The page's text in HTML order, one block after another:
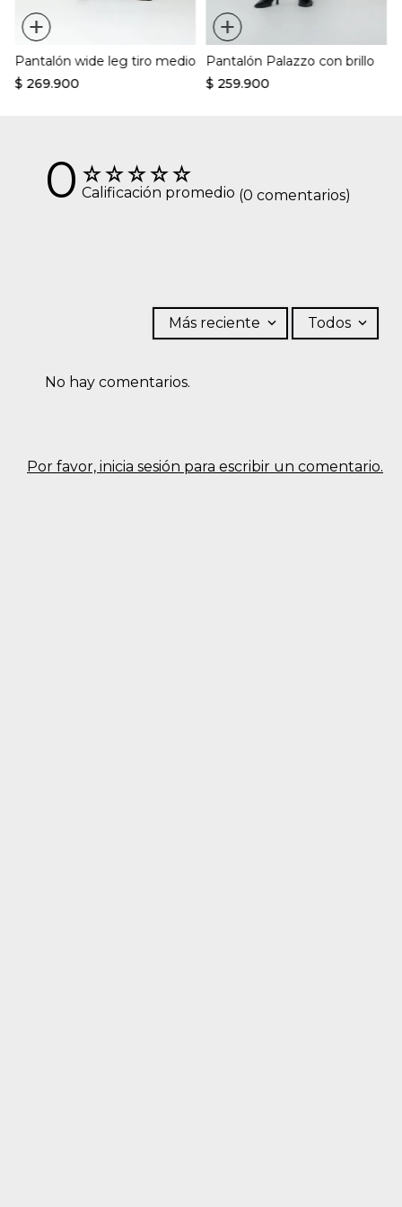
+
Pantalón wide leg tiro medio
$ 269.900
+
Pantalón Palazzo con brillo
$ 259.900
☆☆☆☆☆
0 Calificación promedio (0 comentarios)
Por favor, inicia sesión para escribir un comentario.
Más reciente Todos
No hay comentarios.